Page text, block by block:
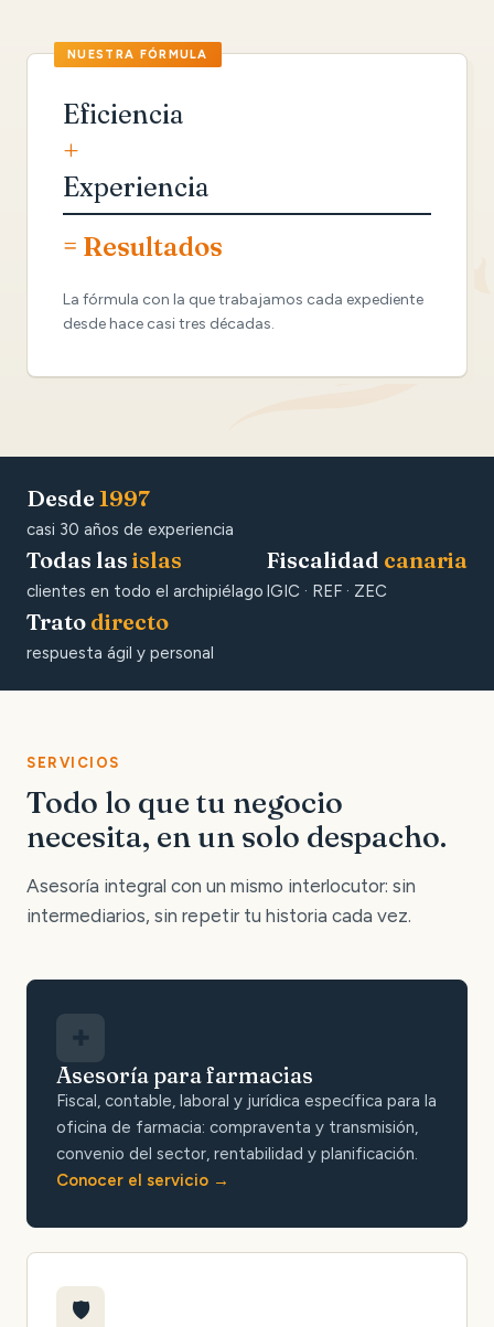
Eficiencia
+
Experiencia
= Resultados
La fórmula con la que trabajamos cada expediente
desde hace casi tres décadas.
Desde 1997
casi 30 años de experiencia
Todas las islas
clientes en todo el archipiélago
Fiscalidad canaria
IGIC · REF · ZEC
Trato directo
respuesta ágil y personal
SERVICIOS
Todo lo que tu negocio
necesita, en un solo despacho.
Asesoría integral con un mismo interlocutor: sin
intermediarios, sin repetir tu historia cada vez.
Asesoría para farmacias
Fiscal, contable, laboral y jurídica específica para la
oficina de farmacia: compraventa y transmisión,
convenio del sector, rentabilidad y planificación.
Conocer el servicio
🛡️